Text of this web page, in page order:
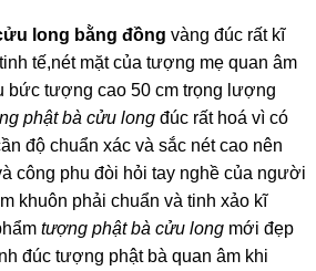
long bằng đồng vàng đúc rất kĩ
tế,nét mặt của tượng mẹ quan âm
bức tượng cao 50 cm trọng lượng
phật bà cửu longđúc rất hoá vì có
độ chuẩn xác và sắc nét cao nên
công phu đòi hỏi tay nghề của người
khuôn phải chuẩn và tinh xảo kĩ
tượng phật bà cửu longmới đẹp
đúc tượng phật bà quan âm khi